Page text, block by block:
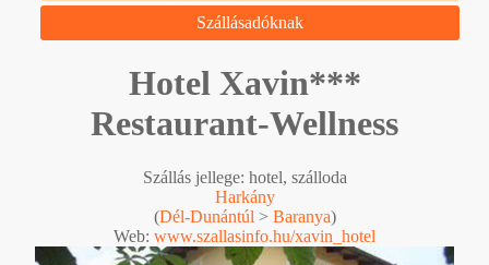
Szállásadóknak
Hotel Xavin***
Restaurant-Wellness
Szállás jellege: hotel, szálloda
Harkány
(Dél-Dunántúl > Baranya)
Web: www.szallasinfo.hu/xavin_hotel